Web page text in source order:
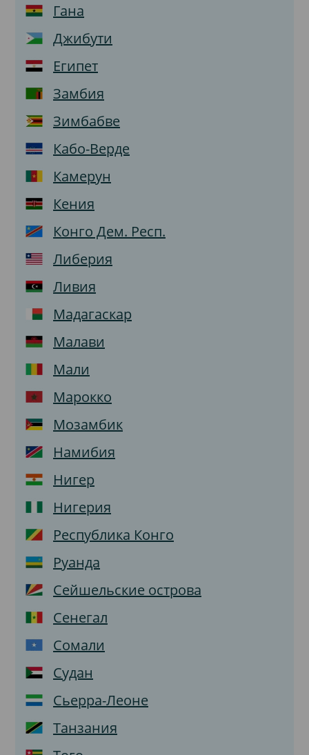
Гана
Джибути
Египет
Замбия
Зимбабве
Кабо-Верде
Камерун
Кения
Конго Дем. Респ.
Либерия
Ливия
Мадагаскар
Малави
Мали
Марокко
Мозамбик
Намибия
Нигер
Нигерия
Республика Конго
Руанда
Сейшельские острова
Сенегал
Сомали
Судан
Сьерра-Леоне
Танзания